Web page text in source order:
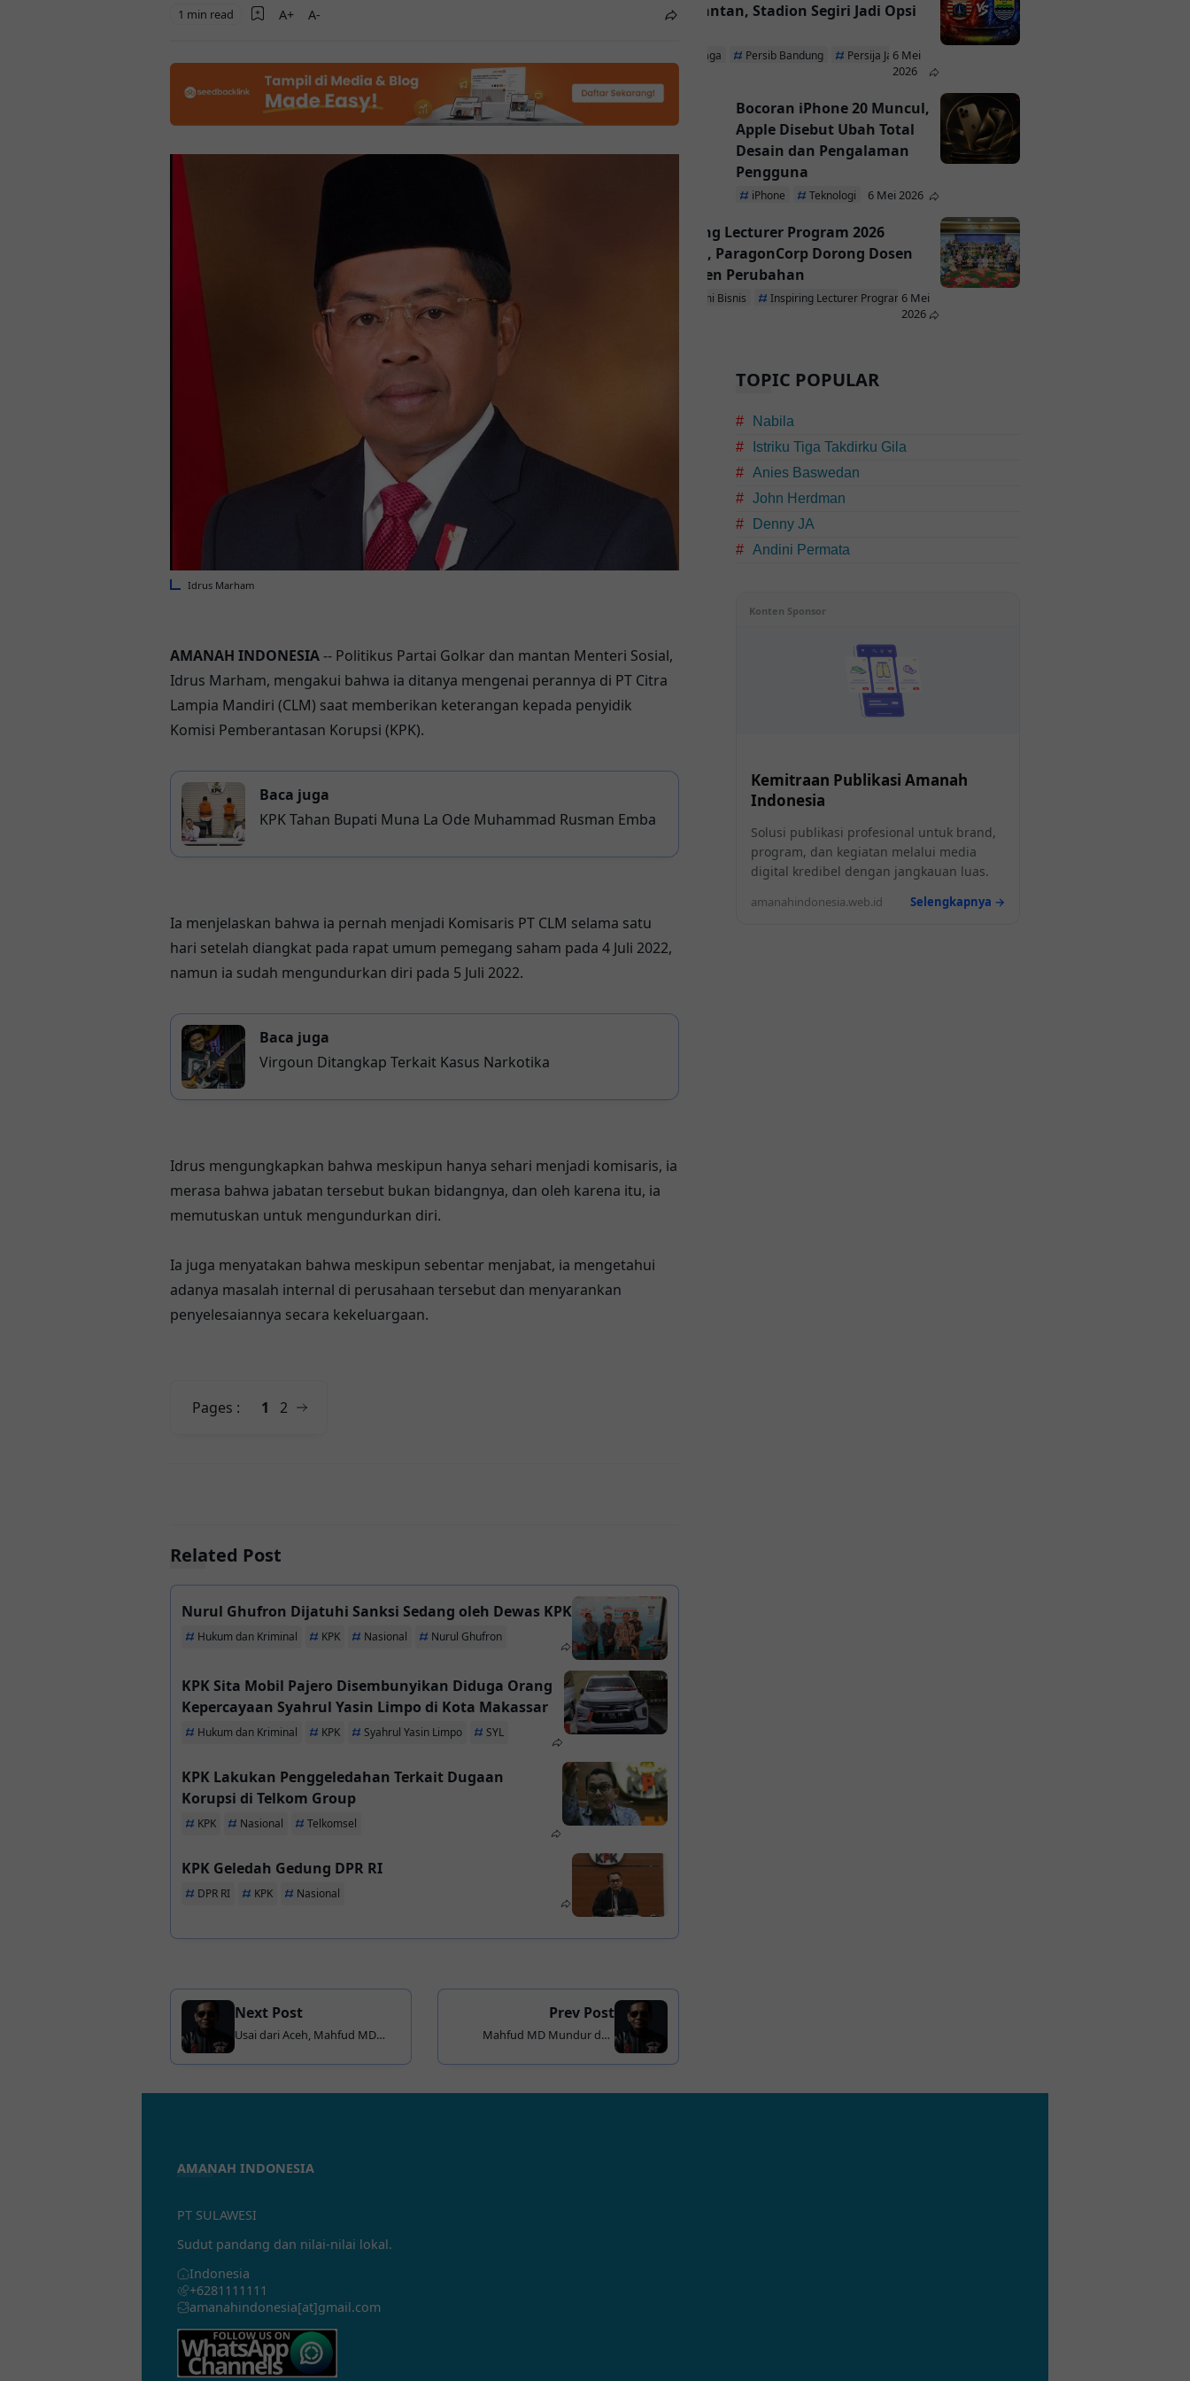
1 min read
Idrus Marham
AMANAH INDONESIA-- Politikus Partai Golkar dan mantan Menteri Sosial,
Idrus Marham, mengakui bahwa ia ditanya mengenai perannya di PT Citra
Lampia Mandiri (CLM) saat memberikan keterangan kepada penyidik
Komisi Pemberantasan Korupsi (KPK).
Baca juga
KPK Tahan Bupati Muna La Ode Muhammad Rusman Emba
Ia menjelaskan bahwa ia pernah menjadi Komisaris PT CLM selama satu
hari setelah diangkat pada rapat umum pemegang saham pada 4 Juli 2022,
namun ia sudah mengundurkan diri pada 5 Juli 2022.
Baca juga
Virgoun Ditangkap Terkait Kasus Narkotika
Idrus mengungkapkan bahwa meskipun hanya sehari menjadi komisaris, ia
merasa bahwa jabatan tersebut bukan bidangnya, dan oleh karena itu, ia
memutuskan untuk mengundurkan diri.
Ia juga menyatakan bahwa meskipun sebentar menjabat, ia mengetahui
adanya masalah internal di perusahaan tersebut dan menyarankan
penyelesaiannya secara kekeluargaan.
Pages : 1 2
Related Post
Nurul Ghufron Dijatuhi Sanksi Sedang oleh Dewas KPK
Hukum dan Kriminal KPK Nasional Nurul Ghufron
KPK Sita Mobil Pajero Disembunyikan Diduga Orang
Kepercayaan Syahrul Yasin Limpo di Kota Makassar
Hukum dan Kriminal KPK Syahrul Yasin Limpo SYL
KPK Lakukan Penggeledahan Terkait Dugaan
Korupsi di Telkom Group
KPK Nasional Telkomsel
KPK Geledah Gedung DPR RI
DPR RI KPK Nasional
Next Post
Usai dari Aceh, Mahfud MD
Menko Polhukam
Prev Post
Mahfud MD Mundur dari
Kampanye
Kalimantan, Stadion Segiri Jadi Opsi
Olahraga Persib Bandung Persija Jakarta
6 Mei
2026
Bocoran iPhone 20 Muncul,
Apple Disebut Ubah Total
Desain dan Pengalaman
Pengguna
iPhone Teknologi 6 Mei 2026
Inspiring Lecturer Program 2026
Dibuka, ParagonCorp Dorong Dosen
Jadi Agen Perubahan
Ekonomi Bisnis Inspiring Lecturer Program ParagonCorp
6 Mei
2026
TOPIC POPULAR
Nabila
Istriku Tiga Takdirku Gila
Anies Baswedan
John Herdman
Denny JA
Andini Permata
Konten Sponsor
Kemitraan Publikasi Amanah
Indonesia
Solusi publikasi profesional untuk brand,
program, dan kegiatan melalui media
digital kredibel dengan jangkauan luas.
amanahindonesia.web.id Selengkapnya →
AMANAH INDONESIA
PT SULAWESI
Sudut pandang dan nilai-nilai lokal.
Indonesia
+6281111111
amanahindonesia[at]gmail.com